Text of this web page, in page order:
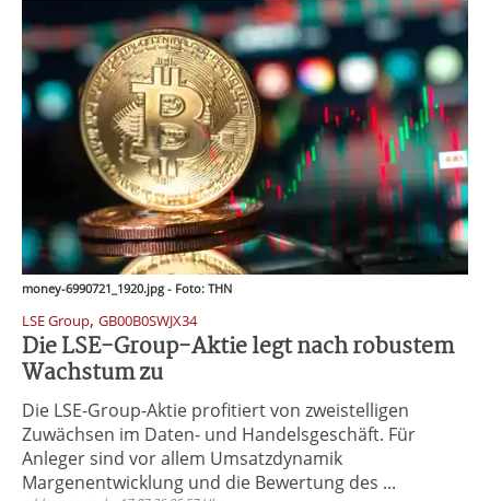
money-6990721_1920.jpg - Foto: THN
LSE Group, GB00B0SWJX34
Die LSE-Group-Aktie legt nach robustem
Wachstum zu
Die LSE-Group-Aktie profitiert von zweistelligen
Zuwächsen im Daten- und Handelsgeschäft. Für
Anleger sind vor allem Umsatzdynamik
Margenentwicklung und die Bewertung des ...